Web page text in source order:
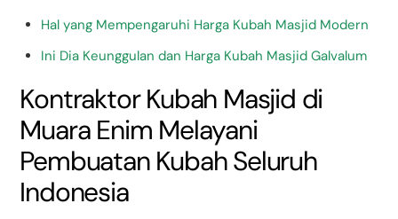
Hal yang Mempengaruhi Harga Kubah Masjid Modern
Ini Dia Keunggulan dan Harga Kubah Masjid Galvalum
Kontraktor Kubah Masjid di
Muara Enim Melayani
Pembuatan Kubah Seluruh
Indonesia